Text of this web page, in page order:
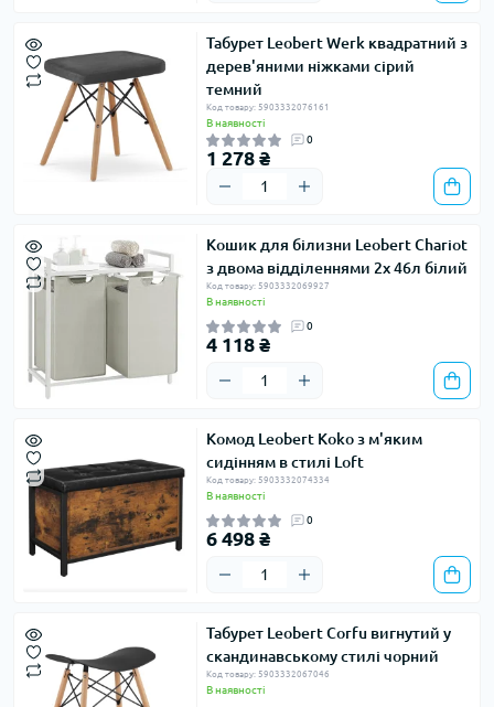
Табурет Leobert Werk квадратний з
дерев'яними ніжками сірий
темний
Код товару: 5903332076161
В наявності
0
1 278 ₴
Кошик для білизни Leobert Chariot
з двома відділеннями 2x 46л білий
Код товару: 5903332069927
В наявності
0
4 118 ₴
Комод Leobert Koko з м'яким
сидінням в стилі Loft
Код товару: 5903332074334
В наявності
0
6 498 ₴
Табурет Leobert Corfu вигнутий у
скандинавському стилі чорний
Код товару: 5903332067046
В наявності